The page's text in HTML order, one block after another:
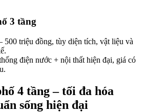
3 tầng​
500 triệu đồng, tùy diện tích, vật liệu và
điện nước + nội thất hiện đại, giá có
4 tầng – tối đa hóa
sống hiện đại​